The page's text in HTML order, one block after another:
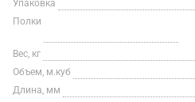
Упаковка
Полки
Вес, кг
Объем, м.куб
Длина, мм